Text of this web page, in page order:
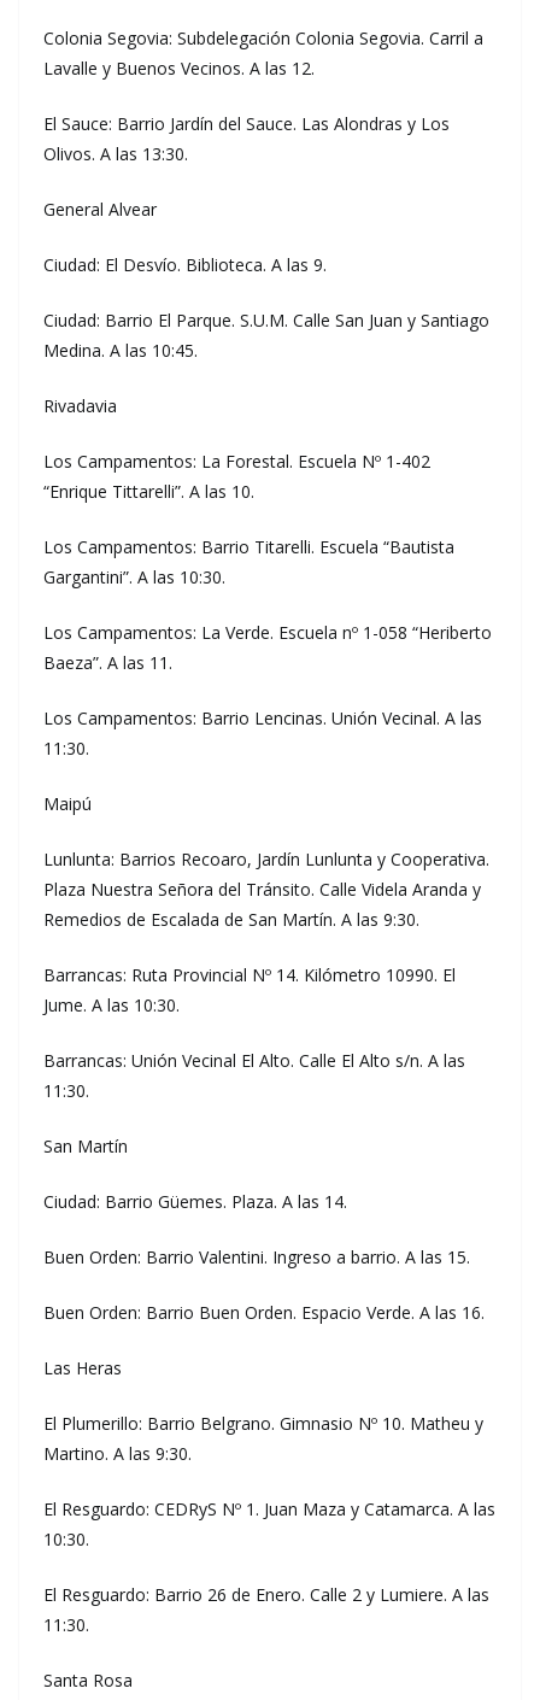
Colonia Segovia: Subdelegación Colonia Segovia. Carril a
Lavalle y Buenos Vecinos. A las 12.
El Sauce: Barrio Jardín del Sauce. Las Alondras y Los
Olivos. A las 13:30.
General Alvear
Ciudad: El Desvío. Biblioteca. A las 9.
Ciudad: Barrio El Parque. S.U.M. Calle San Juan y Santiago
Medina. A las 10:45.
Rivadavia
Los Campamentos: La Forestal. Escuela Nº 1-402
“Enrique Tittarelli”. A las 10.
Los Campamentos: Barrio Titarelli. Escuela “Bautista
Gargantini”. A las 10:30.
Los Campamentos: La Verde. Escuela nº 1-058 “Heriberto
Baeza”. A las 11.
Los Campamentos: Barrio Lencinas. Unión Vecinal. A las
11:30.
Maipú
Lunlunta: Barrios Recoaro, Jardín Lunlunta y Cooperativa.
Plaza Nuestra Señora del Tránsito. Calle Videla Aranda y
Remedios de Escalada de San Martín. A las 9:30.
Barrancas: Ruta Provincial Nº 14. Kilómetro 10990. El
Jume. A las 10:30.
Barrancas: Unión Vecinal El Alto. Calle El Alto s/n. A las
11:30.
San Martín
Ciudad: Barrio Güemes. Plaza. A las 14.
Buen Orden: Barrio Valentini. Ingreso a barrio. A las 15.
Buen Orden: Barrio Buen Orden. Espacio Verde. A las 16.
Las Heras
El Plumerillo: Barrio Belgrano. Gimnasio Nº 10. Matheu y
Martino. A las 9:30.
El Resguardo: CEDRyS Nº 1. Juan Maza y Catamarca. A las
10:30.
El Resguardo: Barrio 26 de Enero. Calle 2 y Lumiere. A las
11:30.
Santa Rosa